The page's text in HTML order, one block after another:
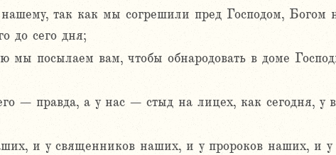
так как мы согрешили пред Господом, Богом
до сего дня;
мы посылаем вам, чтобы обнародовать в доме
– правда, а у нас – стыд на лицех, как сегодня, у
и у священников наших, и у пророков наших, и у